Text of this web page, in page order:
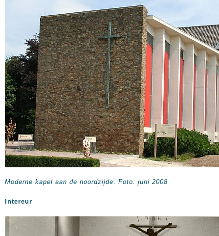
Moderne kapel aan de noordzijde. Foto: juni 2008
Intereur